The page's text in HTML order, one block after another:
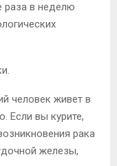
раза в неделю
человек живет в
Если вы курите,
рака
железы,